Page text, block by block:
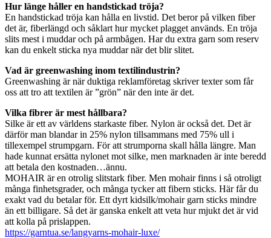
Hur länge håller en handstickad tröja?
En handstickad tröja kan hålla en livstid. Det beror på vilken fiber
det är, fiberlängd och såklart hur mycket plagget används. En tröja
slits mest i muddar och på armbågen. Har du extra garn som reserv
kan du enkelt sticka nya muddar när det blir slitet.
Vad är greenwashing inom textilindustrin?
Greenwashing är när duktiga reklamföretag skriver texter som får
oss att tro att textilen är ”grön” när den inte är det.
Vilka fibrer är mest hållbara?
Silke är ett av världens starkaste fiber. Nylon är också det. Det är
därför man blandar in 25% nylon tillsammans med 75% ull i
tillexempel strumpgarn. För att strumporna skall hålla längre. Man
hade kunnat ersätta nylonet mot silke, men marknaden är inte beredd
att betala den kostnaden…ännu.
MOHAIR är en otrolig slitstark fiber. Men mohair finns i så otroligt
många finhetsgrader, och många tycker att fibern sticks. Här får du
exakt vad du betalar för. Ett dyrt kidsilk/mohair garn sticks mindre
än ett billigare. Så det är ganska enkelt att veta hur mjukt det är vid
att kolla på prislappen.
https://garntua.se/langyarns-mohair-luxe/